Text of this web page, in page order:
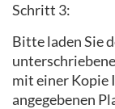
Schritt 3:
Bitte laden Sie
mit einer Kopie
angegebenen